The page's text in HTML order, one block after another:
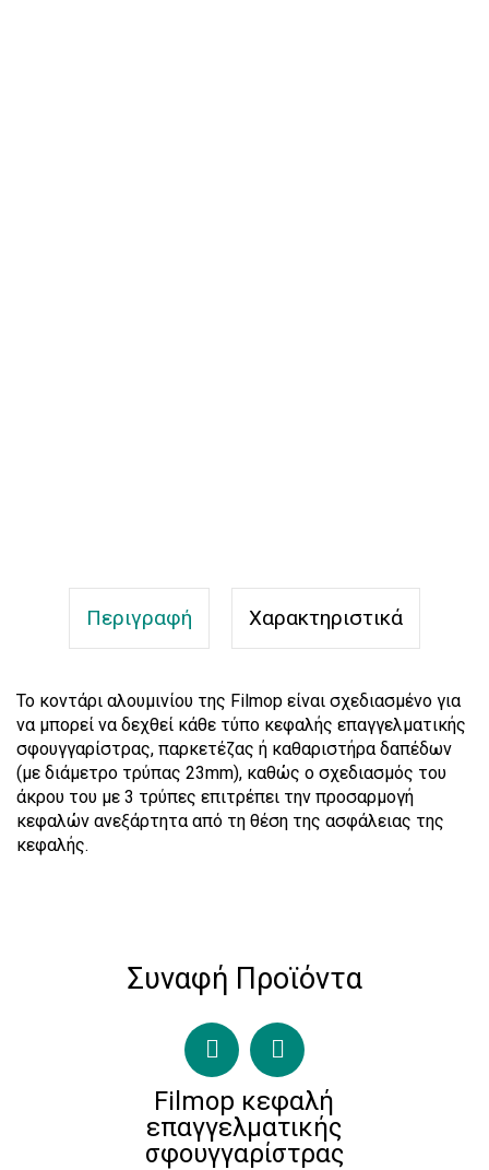
Περιγραφή Χαρακτηριστικά
Το κοντάρι αλουμινίου της Filmop είναι σχεδιασμένο για
να μπορεί να δεχθεί κάθε τύπο κεφαλής επαγγελματικής
σφουγγαρίστρας, παρκετέζας ή καθαριστήρα δαπέδων
(με διάμετρο τρύπας 23mm), καθώς ο σχεδιασμός του
άκρου του με 3 τρύπες επιτρέπει την προσαρμογή
κεφαλών ανεξάρτητα από τη θέση της ασφάλειας της
κεφαλής.
Συναφή Προϊόντα
Filmop κεφαλή
επαγγελματικής
σφουγγαρίστρας